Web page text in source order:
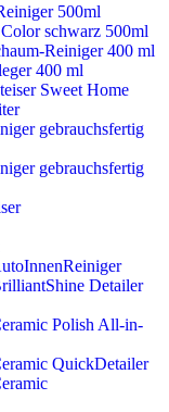
500ml
schwarz 500ml
Reiniger 400 ml
400 ml
Sweet Home
gebrauchsfertig
gebrauchsfertig
Detailer
Polish All-in-
QuickDetailer